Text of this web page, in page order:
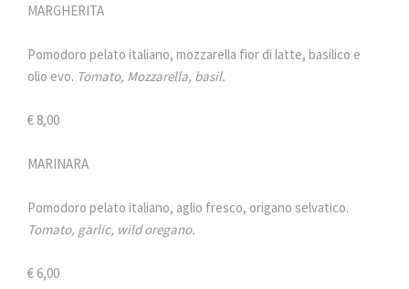
MARGHERITA
Pomodoro pelato italiano, mozzarella fior di latte, basilico e
olio evo. Tomato, Mozzarella, basil.
€ 8,00
MARINARA
Pomodoro pelato italiano, aglio fresco, origano selvatico.
Tomato, garlic, wild oregano.
€ 6,00